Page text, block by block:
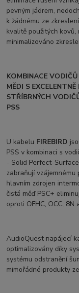
pevným jádrem,
k žádnému ze
kvalitě použitých kovů,
minimalizováno
KOMBINACE
MĚDI S
STŘÍBRNÝCH
PSS
U kabelu FIREBIRD
PSS v kombinaci s
- Solid Perfect-
zabraňují vzájemnému
hlavním zdrojen
čistá měď PSC+
oproti OFHC, OCC, 8N
AudioQuest napájecí
optimalizovány díky
systému odstranění
mimořádné produkty